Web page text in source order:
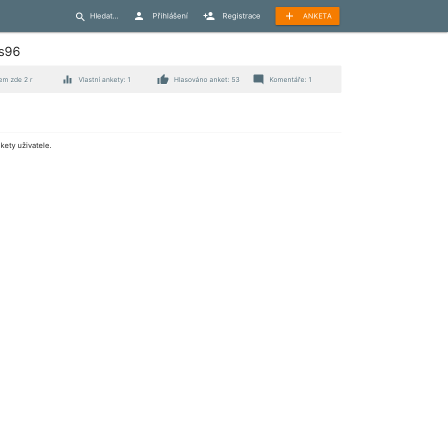
search person Přihlášení person_add Registrace add ANKETA
zde 2 r equalizer Vlastní ankety: 1 thumb_up Hlasováno anket: 53 mode_comment Komentáře: 1
uživatele.